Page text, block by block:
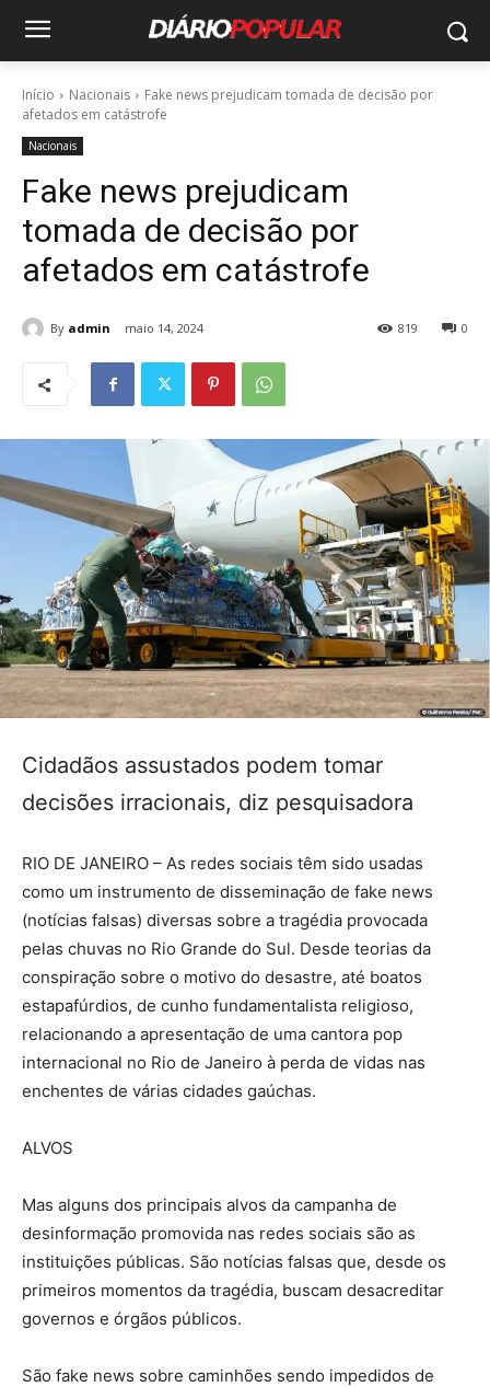
Início Nacionais
Fake news prejudicam tomada de decisão por
afetados em catástrofe
Nacionais
Fake news prejudicam
tomada de decisão por
afetados em catástrofe
By admin maio 14, 2024 0
819
Cidadãos assustados podem tomar
decisões irracionais, diz pesquisadora
RIO DE JANEIRO – As redes sociais têm sido usadas
como um instrumento de disseminação de fake news
(notícias falsas) diversas sobre a tragédia provocada
pelas chuvas no Rio Grande do Sul. Desde teorias da
conspiração sobre o motivo do desastre, até boatos
estapafúrdios, de cunho fundamentalista religioso,
relacionando a apresentação de uma cantora pop
internacional no Rio de Janeiro à perda de vidas nas
enchentes de várias cidades gaúchas.
ALVOS
Mas alguns dos principais alvos da campanha de
desinformação promovida nas redes sociais são as
instituições públicas. São notícias falsas que, desde os
primeiros momentos da tragédia, buscam desacreditar
governos e órgãos públicos.
São fake news sobre caminhões sendo impedidos de